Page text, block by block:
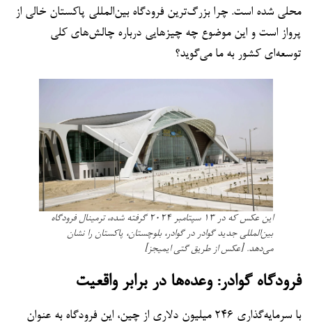
محلی شده است. چرا بزرگ‌ترین فرودگاه بین‌المللی پاکستان خالی از
پرواز است و این موضوع چه چیزهایی درباره چالش‌های کلی
توسعه‌ای کشور به ما می‌گوید؟
این عکس که در ۱۳ سپتامبر ۲۰۲۴ گرفته شده، ترمینال فرودگاه
بین‌المللی جدید گوادر در گوادر، بلوچستان، پاکستان را نشان
می‌دهد. [عکس از طریق گتی ایمیجز]
فرودگاه گوادر: وعده‌ها در برابر واقعیت
با سرمایه‌گذاری ۲۴۶ میلیون دلاری از چین، این فرودگاه به عنوان